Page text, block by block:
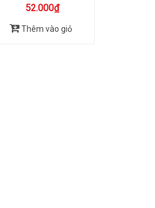
52.000₫
Thêm vào giỏ